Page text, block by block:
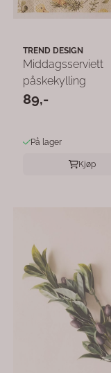
TREND DESIGN
Middagsserviett
påskekylling
89,-
På lager
Kjøp